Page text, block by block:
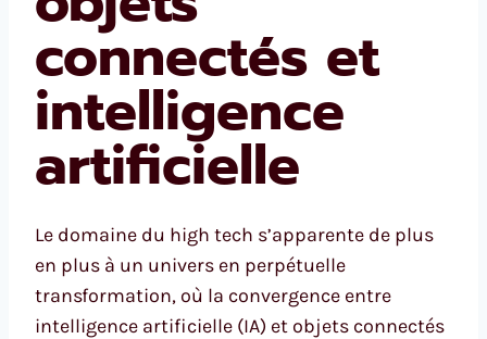
connectés et
intelligence
artificielle
Le domaine du high tech s’apparente de plus
en plus à un univers en perpétuelle
transformation, où la convergence entre
intelligence artificielle (IA) et objets connectés